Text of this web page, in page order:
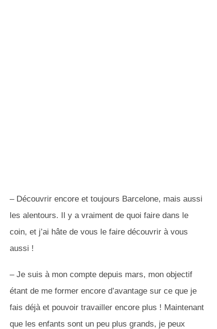
– Découvrir encore et toujours Barcelone, mais aussi
les alentours. Il y a vraiment de quoi faire dans le
coin, et j’ai hâte de vous le faire découvrir à vous
aussi !
– Je suis à mon compte depuis mars, mon objectif
étant de me former encore d’avantage sur ce que je
fais déjà et pouvoir travailler encore plus ! Maintenant
que les enfants sont un peu plus grands, je peux